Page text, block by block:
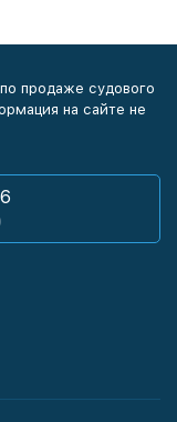
продаже судового
на сайте не